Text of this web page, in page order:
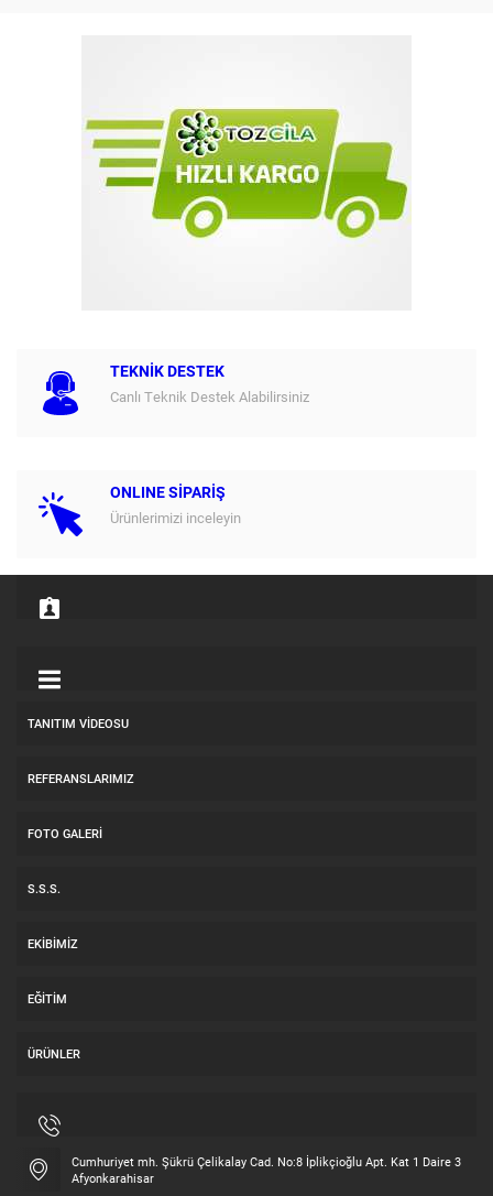
TEKNİK DESTEK
Canlı Teknik Destek Alabilirsiniz
ONLINE SİPARİŞ
Ürünlerimizi inceleyin
TANITIM VIDEOSU
REFERANSLARIMIZ
FOTO GALERI
S.S.S.
EKIBIMIZ
EĞITIM
ÜRÜNLER
Cumhuriyet mh. Şükrü Çelikalay Cad. No:8 İplikçioğlu Apt. Kat 1 Daire 3
Afyonkarahisar